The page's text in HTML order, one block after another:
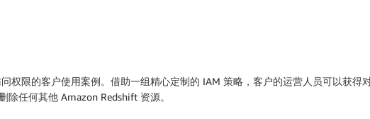
权限的客户使用案例。借助一组精心定制的 IAM 策略，客户的运营人员可以获得
任何其他 Amazon Redshift 资源。